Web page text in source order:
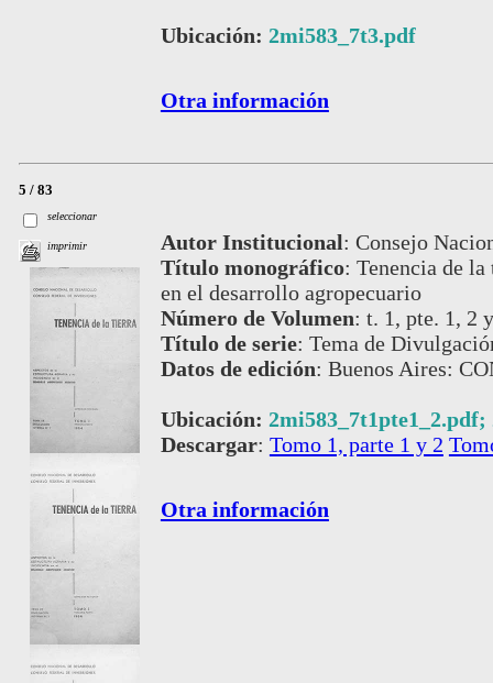
Ubicación: 2mi583_7t3.pdf
Otra información
5 / 83
seleccionar
imprimir Autor Institucional: Consejo
Título monográfico: Tenencia de
en el desarrollo agropecuario
Número de Volumen: t. 1, pte. 1, 2
Título de serie: Tema de
Datos de edición: Buenos Aires:
Ubicación:
Descargar: Tomo 1, parte 1 y 2
Otra información